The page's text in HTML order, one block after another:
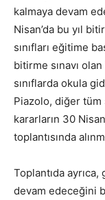
kalmaya devam
Nisan’da bu yıl
sınıfları eğitime
bitirme sınavı
sınıflarda okula
Piazolo, diğer tüm
kararların 30
toplantısında
Toplantıda
devam edeceğini